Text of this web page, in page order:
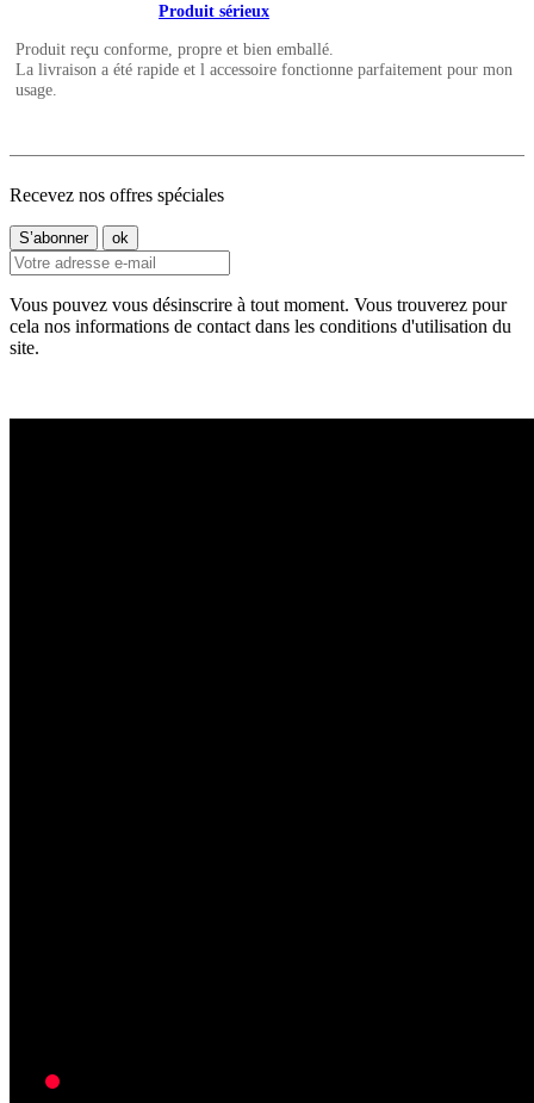
Produit sérieux
Produit reçu conforme, propre et bien emballé.
La livraison a été rapide et l accessoire fonctionne parfaitement pour mon
usage.
Recevez nos offres spéciales
Vous pouvez vous désinscrire à tout moment. Vous trouverez pour
cela nos informations de contact dans les conditions d'utilisation du
site.